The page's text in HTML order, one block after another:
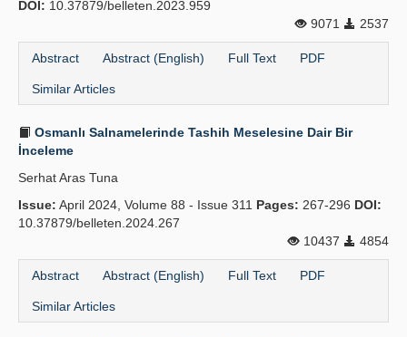
DOI: 10.37879/belleten.2023.959
9071
2537
Abstract Abstract (English) Full Text PDF
Similar Articles
Osmanlı Salnamelerinde Tashih Meselesine Dair Bir
İnceleme
Serhat Aras Tuna
Issue: April 2024, Volume 88 - Issue 311 Pages: 267-296 DOI:
10.37879/belleten.2024.267
10437
4854
Abstract Abstract (English) Full Text PDF
Similar Articles